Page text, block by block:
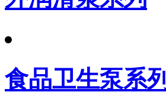
食品卫生泵系列